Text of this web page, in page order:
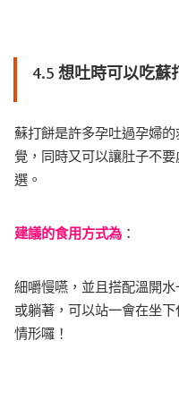
4.5 想吐時可以吃蘇
蘇打餅是許多孕吐過孕婦
覺，同時又可以讓肚子不
選。
建議的食用方式為 ：
細嚼慢嚥，並且搭配溫開
或躺著，可以站一會在坐
情形囉！